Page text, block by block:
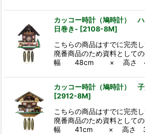
カッコー時計（鳩時計）
日巻き- [2108-8M]
こちらの商品はすでに完売
廃番商品のため資料としての
幅 48cm × 高さ 40
カッコー時計（鳩時計）
[2912-8M]
こちらの商品はすでに完売
廃番商品のため資料としての
幅 41cm × 高さ 35